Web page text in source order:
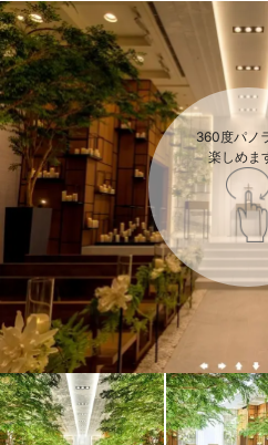
360度パノ
楽しめま